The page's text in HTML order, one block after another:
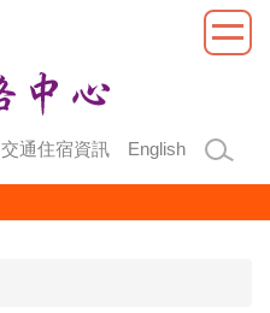
交通住宿資訊 English